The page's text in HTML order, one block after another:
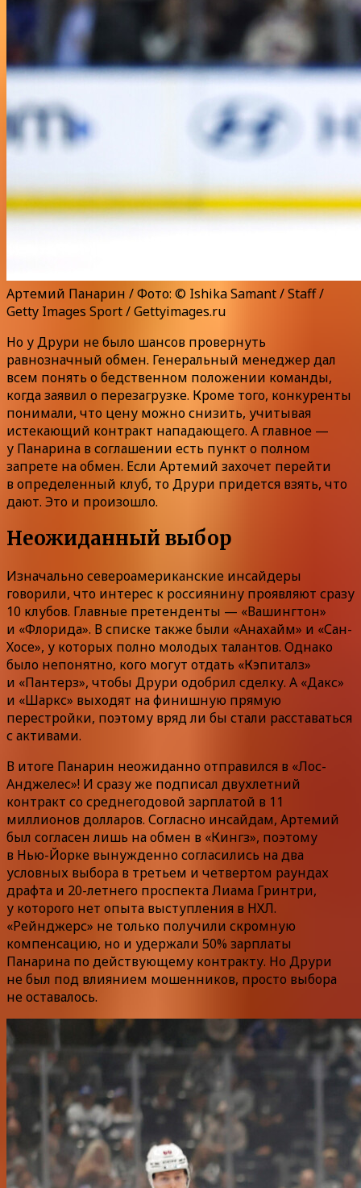
Артемий Панарин / Фото: © Ishika Samant / Staff /
Getty Images Sport / Gettyimages.ru
Но у Друри не было шансов провернуть
равнозначный обмен. Генеральный менеджер дал
всем понять о бедственном положении команды,
когда заявил о перезагрузке. Кроме того, конкуренты
понимали, что цену можно снизить, учитывая
истекающий контракт нападающего. А главное —
у Панарина в соглашении есть пункт о полном
запрете на обмен. Если Артемий захочет перейти
в определенный клуб, то Друри придется взять, что
дают. Это и произошло.
Неожиданный выбор
Изначально североамериканские инсайдеры
говорили, что интерес к россиянину проявляют сразу
10 клубов. Главные претенденты — «Вашингтон»
и «Флорида». В списке также были «Анахайм» и «Сан-
Хосе», у которых полно молодых талантов. Однако
было непонятно, кого могут отдать «Кэпиталз»
и «Пантерз», чтобы Друри одобрил сделку. А «Дакс»
и «Шаркс» выходят на финишную прямую
перестройки, поэтому вряд ли бы стали расставаться
с активами.
В итоге Панарин неожиданно отправился в «Лос-
Анджелес»! И сразу же подписал двухлетний
контракт со среднегодовой зарплатой в 11
миллионов долларов. Согласно инсайдам, Артемий
был согласен лишь на обмен в «Кингз», поэтому
в Нью-Йорке вынужденно согласились на два
условных выбора в третьем и четвертом раундах
драфта и 20-летнего проспекта Лиама Гринтри,
у которого нет опыта выступления в НХЛ.
«Рейнджерс» не только получили скромную
компенсацию, но и удержали 50% зарплаты
Панарина по действующему контракту. Но Друри
не был под влиянием мошенников, просто выбора
не оставалось.